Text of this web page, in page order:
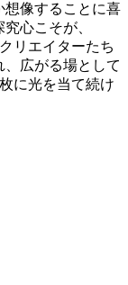
想像することに喜
心こそが、
リエイターたち
広がる場として
に光を当て続け